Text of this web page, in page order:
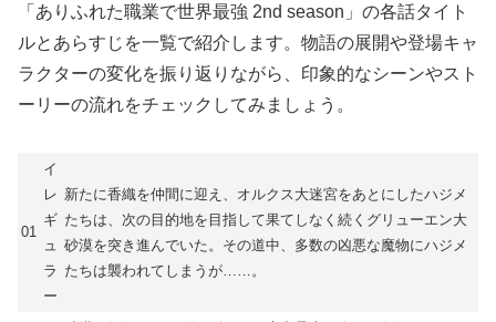
「ありふれた職業で世界最強 2nd season」の各話タイト
ルとあらすじを一覧で紹介します。物語の展開や登場キャ
ラクターの変化を振り返りながら、印象的なシーンやスト
ーリーの流れをチェックしてみましょう。
01
イ
レ
ギ
ュ
ラ
ー
新たに香織を仲間に迎え、オルクス大迷宮をあとにしたハジメ
たちは、次の目的地を目指して果てしなく続くグリューエン大
砂漠を突き進んでいた。その道中、多数の凶悪な魔物にハジメ
たちは襲われてしまうが……。